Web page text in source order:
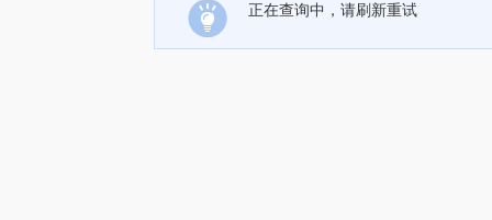
正在查询中，请刷新重试